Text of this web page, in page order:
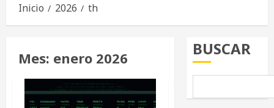
Inicio 2026 th
Mes: enero 2026 BUSCAR